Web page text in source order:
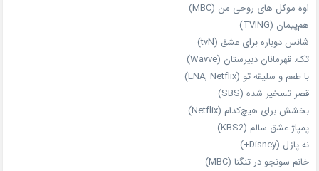
اوه موکل های روحی من (MBC)
هم‌پیمان (TVING)
شانس دوباره برای عشق (tvN)
تک: قهرمانان دبیرستان (Wavve)
با طعم و سلیقه تو (ENA, Netflix)
قصر تسخیر شده (SBS)
بخشش برای هیچ‌کدام (Netflix)
پمپاژ عشق سالم (KBS2)
نه پازل (Disney+)
خانم سونجو در تنگنا (MBC)